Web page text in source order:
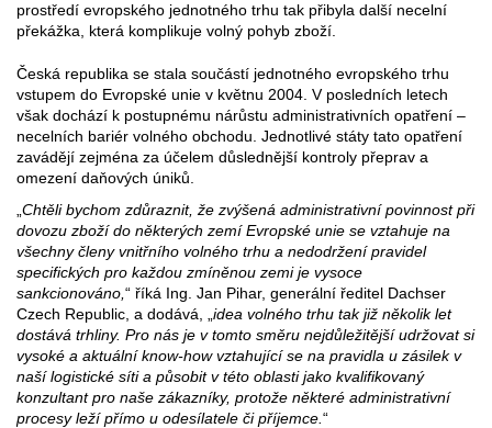
prostředí evropského jednotného trhu tak přibyla další necelní
překážka, která komplikuje volný pohyb zboží.
Česká republika se stala součástí jednotného evropského trhu
vstupem do Evropské unie v květnu 2004. V posledních letech
však dochází k postupnému nárůstu administrativních opatření –
necelních bariér volného obchodu. Jednotlivé státy tato opatření
zavádějí zejména za účelem důslednější kontroly přeprav a
omezení daňových úniků.
Chtěli bychom zdůraznit, že zvýšená administrativní povinnost při
dovozu zboží do některých zemí Evropské unie se vztahuje na
všechny členy vnitřního volného trhu a nedodržení pravidel
specifických pro každou zmíněnou zemi je vysoce
sankcionováno, “ říká Ing. Jan Pihar, generální ředitel Dachser
Czech Republic, a dodává, „ idea volného trhu tak již několik let
dostává trhliny. Pro nás je v tomto směru nejdůležitější udržovat si
vysoké a aktuální know-how vztahující se na pravidla u zásilek v
naší logistické síti a působit v této oblasti jako kvalifikovaný
konzultant pro naše zákazníky, protože některé administrativní
procesy leží přímo u odesílatele či příjemce. “